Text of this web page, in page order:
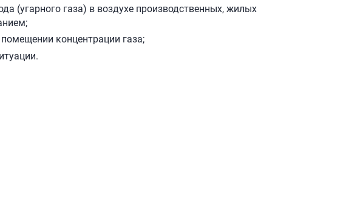
(угарного газа) в воздухе производственных, жилых
концентрации газа;